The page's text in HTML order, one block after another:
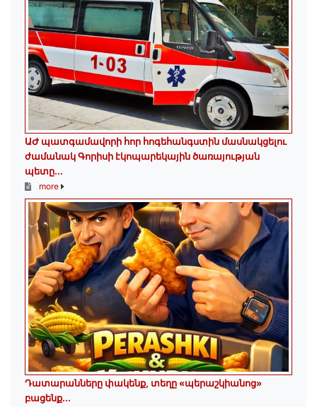
ԱԺ պատգամավորի հոր հոգեհանգստին մասնակցելու
ժամանակ Գորիսի էկոպարեկային ծառայության
պետը...
more
Դատարանները փակենք, տեղը «պերաշկիանոց»
բացենք․․․